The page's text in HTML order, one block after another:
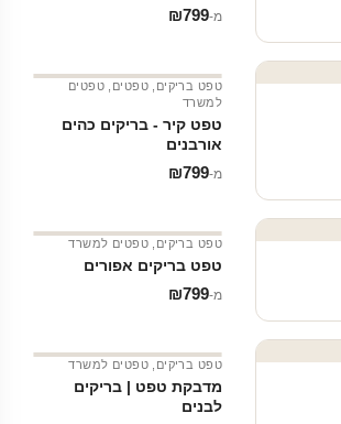
מ‑ ₪799
טפט בריקים ,טפטים
טפטים
למשרד
טפט קיר - בריקים כהים
אורבנים
מ‑ ₪799
טפט בריקים ,טפטים למשרד
טפט בריקים אפורים
מ‑ ₪799
טפט בריקים ,טפטים למשרד
מדבקת טפט | בריקים
לבנים